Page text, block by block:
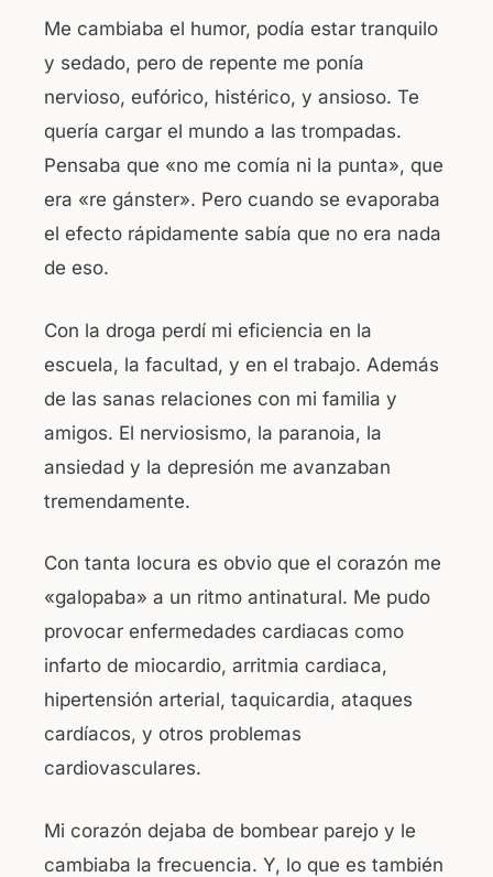
Me cambiaba el humor, podía estar tranquilo
y sedado, pero de repente me ponía
nervioso, eufórico, histérico, y ansioso. Te
quería cargar el mundo a las trompadas.
Pensaba que «no me comía ni la punta», que
era «re gánster». Pero cuando se evaporaba
el efecto rápidamente sabía que no era nada
de eso.
Con la droga perdí mi eficiencia en la
escuela, la facultad, y en el trabajo. Además
de las sanas relaciones con mi familia y
amigos. El nerviosismo, la paranoia, la
ansiedad y la depresión me avanzaban
tremendamente.
Con tanta locura es obvio que el corazón me
«galopaba» a un ritmo antinatural. Me pudo
provocar enfermedades cardiacas como
infarto de miocardio, arritmia cardiaca,
hipertensión arterial, taquicardia, ataques
cardíacos, y otros problemas
cardiovasculares.
Mi corazón dejaba de bombear parejo y le
cambiaba la frecuencia. Y, lo que es también